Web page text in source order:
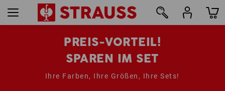
PREIS-VORTEIL!
SPAREN IM SET
Ihre Farben, Ihre Größen, Ihre Sets!